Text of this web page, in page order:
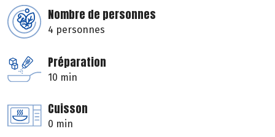
Nombre de personnes
4 personnes
Préparation
10 min
Cuisson
0 min